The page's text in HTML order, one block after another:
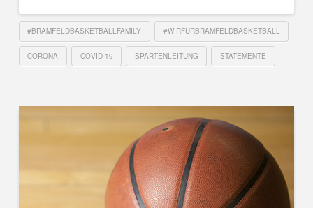
#BRAMFELDBASKETBALLFAMILY #WIRFÜRBRAMFELDBASKETBALL
CORONA COVID-19 SPARTENLEITUNG STATEMENTE